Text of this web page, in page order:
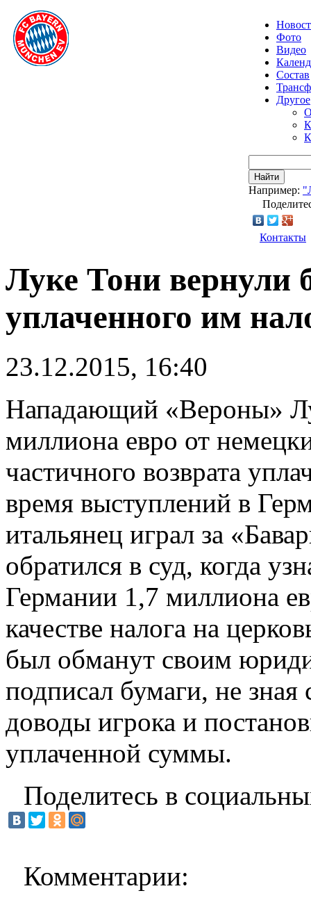
Фото
Видео
Состав
Другое
Найти
Например:
Контакты
Луке Тони вернули
уплаченного им
23.12.2015, 16:40
Нападающий «Вероны»
миллиона евро от
частичного возврата
время выступлений в
итальянец играл за
обратился в суд, когда
Германии 1,7 миллиона
качестве налога на
был обманут своим
подписал бумаги, не
доводы игрока и
уплаченной суммы.
Поделитесь в
Комментарии: